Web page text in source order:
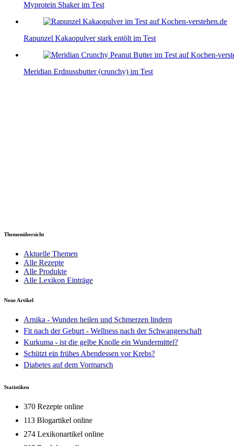
Myprotein Shaker im Test
Rapunzel Kakaopulver stark entölt im Test
Meridian Erdnussbutter (crunchy) im Test
Themenübersicht
Aktuelle Themen
Alle Rezepte
Alle Produkte
Alle Lexikon Einträge
Neue Artikel
Arnika - Wunden heilen und Schmerzen lindern
Fit nach der Geburt - Wellness nach der Schwangerschaft
Kurkuma - ist die gelbe Knolle ein Wundermittel?
Schützt ein frühes Abendessen vor Krebs?
Diabetes auf dem Vormarsch
Statistiken
370 Rezepte online
113 Blogartikel online
274 Lexikonartikel online